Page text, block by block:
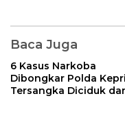
Baca Juga
6 Kasus Narkoba
Dibongkar Polda
Tersangka Diciduk